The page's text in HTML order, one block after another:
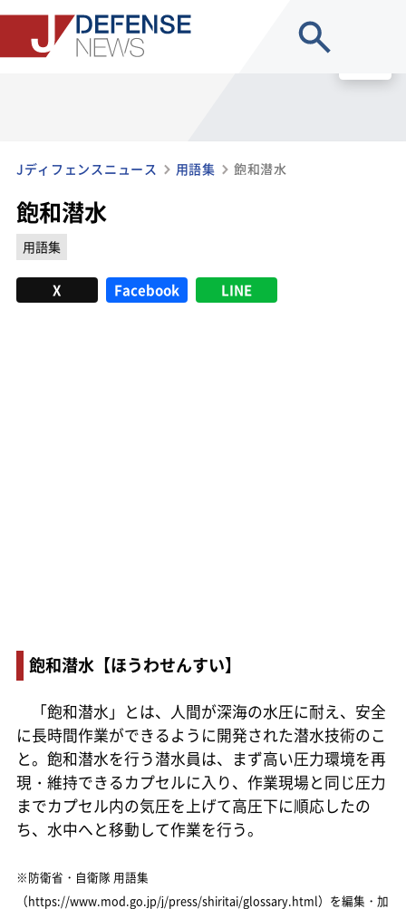
Jディフェンスニュース 用語集 飽和潜水
飽和潜水
用語集
X Facebook LINE
飽和潜水【ほうわせんすい】
「飽和潜水」とは、人間が深海の水圧に耐え、安全
に長時間作業ができるように開発された潜水技術のこ
と。飽和潜水を行う潜水員は、まず高い圧力環境を再
現・維持できるカプセルに入り、作業現場と同じ圧力
までカプセル内の気圧を上げて高圧下に順応したの
ち、水中へと移動して作業を行う。
※防衛省・自衛隊 用語集
（https://www.mod.go.jp/j/press/shiritai/glossary.html）を編集・加